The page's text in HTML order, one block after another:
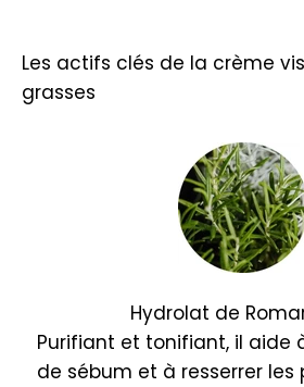
Les actifs clés de la crème
grasses
Hydrolat de
Purifiant et tonifiant, il aide
de sébum et à resserrer les